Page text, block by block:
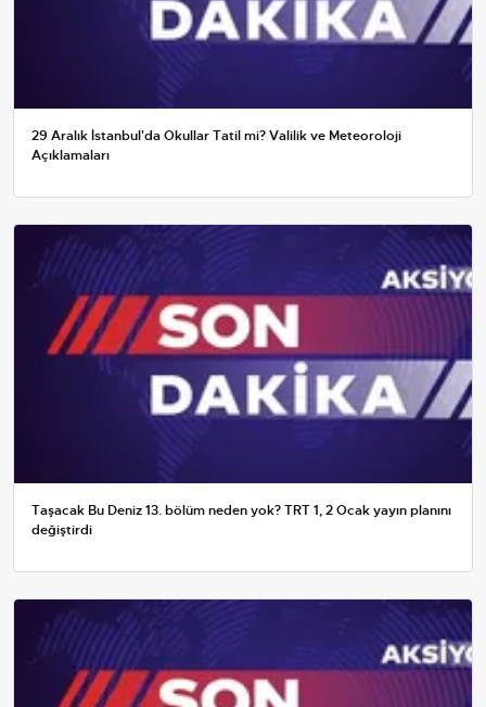
29 Aralık İstanbul'da Okullar Tatil mi? Valilik ve Meteoroloji
Açıklamaları
Taşacak Bu Deniz 13. bölüm neden yok? TRT 1, 2 Ocak yayın planını
değiştirdi